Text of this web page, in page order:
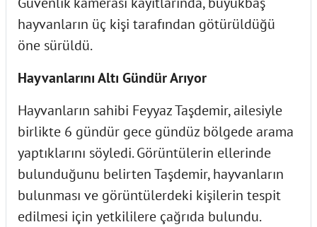
hayvanların üç kişi tarafından götürüldüğü
öne sürüldü.
Hayvanlarını Altı Gündür Arıyor
Hayvanların sahibi Feyyaz Taşdemir, ailesiyle
birlikte 6 gündür gece gündüz bölgede arama
yaptıklarını söyledi. Görüntülerin ellerinde
bulunduğunu belirten Taşdemir, hayvanların
bulunması ve görüntülerdeki kişilerin tespit
edilmesi için yetkililere çağrıda bulundu.